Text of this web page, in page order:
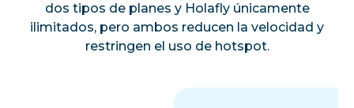
dos tipos de planes y Holafly únicamente
ilimitados, pero ambos reducen la velocidad y
restringen el uso de hotspot.